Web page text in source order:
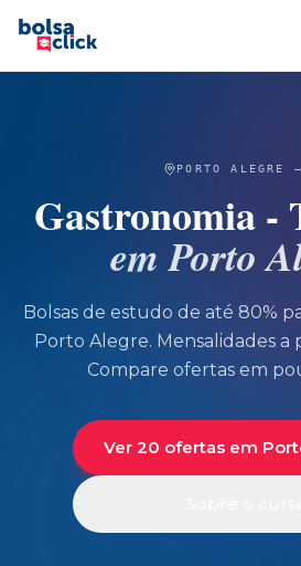
PORTO ALEGRE
Gastronomia -
emPorto
Bolsas de estudo de até 80%
Porto Alegre. Mensalidades a
Compare ofertas em
Ver 20 ofertas em